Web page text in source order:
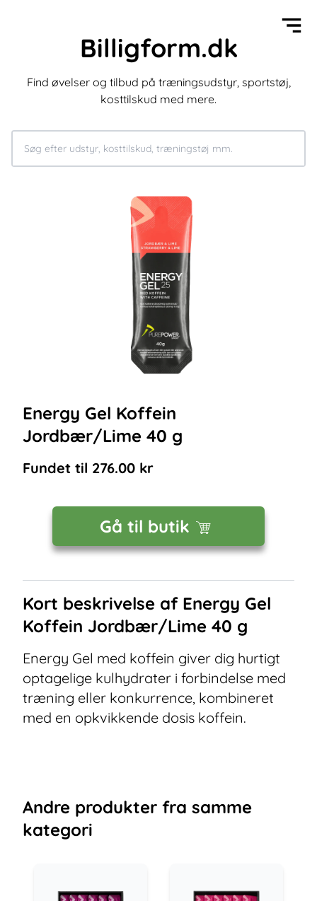
Billigform.dk
Find øvelser og tilbud på træningsudstyr, sportstøj,
kosttilskud med mere.
Energy Gel Koffein
Jordbær/Lime 40 g
Fundet til 276.00 kr
Gå til butik
Kort beskrivelse af Energy Gel
Koffein Jordbær/Lime 40 g
Energy Gel med koffein giver dig hurtigt
optagelige kulhydrater i forbindelse med
træning eller konkurrence, kombineret
med en opkvikkende dosis koffein.
Andre produkter fra samme
kategori